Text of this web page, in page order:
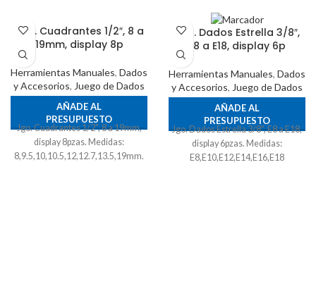
Jgo. Cuadrantes 1/2″, 8 a
19mm, display 8p
Herramientas Manuales, Dados
y Accesorios, Juego de Dados
AÑADE AL
PRESUPUESTO
Jgo. Cuadrantes 1/2", 8 a 19mm,
display 8pzas. Medidas:
8,9.5,10,10.5,12,12.7,13.5,19mm.
Jgo. Dados Estrella 3/8″,
E8 a E18, display 6p
Herramientas Manuales, Dados
y Accesorios, Juego de Dados
AÑADE AL
PRESUPUESTO
Jgo. Dados Estrella 3/8", E8 a E18,
display 6pzas. Medidas:
E8,E10,E12,E14,E16,E18